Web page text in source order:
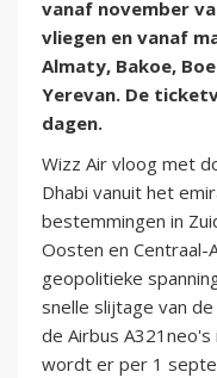
vanaf november
vliegen en vanaf
Almaty, Bakoe,
Yerevan. De
dagen.
Wizz Air vloog met
Dhabi vanuit het
bestemmingen in
Oosten en Centraal-
geopolitieke
snelle slijtage van
de Airbus
wordt er per 1